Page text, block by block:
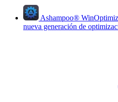
Ashampoo®
nueva generación de